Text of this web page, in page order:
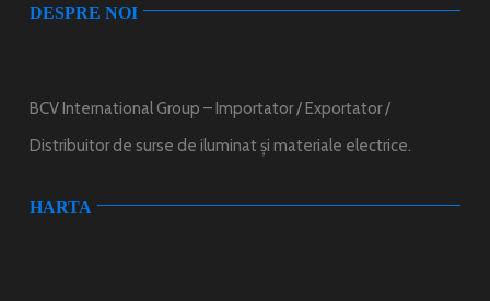
DESPRE NOI
BCV International Group – Importator / Exportator /
Distribuitor de surse de iluminat și materiale electrice.
HARTA